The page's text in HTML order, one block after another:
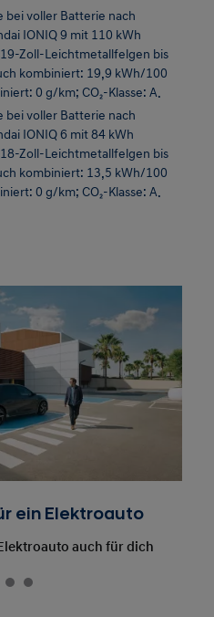
kombiniert: 19,9 kWh/100
0 g/km; CO₂-Klasse: A.
voller Batterie nach
IONIQ 6 mit 84 kWh
Zoll-Leichtmetallfelgen bis
kombiniert: 13,5 kWh/100
0 g/km; CO₂-Klasse: A.
ein Elektroauto
auch für dich